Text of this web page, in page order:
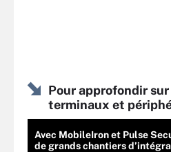
Pour approfondir sur
terminaux et
Avec MobileIron et Pulse
de grands chantiers